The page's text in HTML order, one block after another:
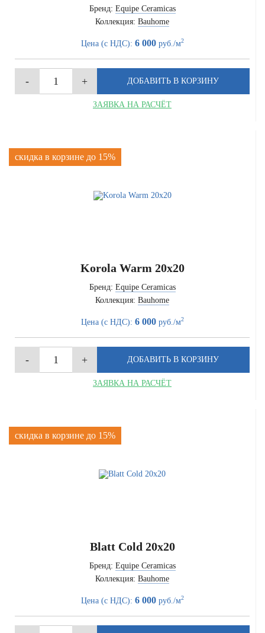
Бренд: Equipe Ceramicas
Коллекция: Bauhome
Цена (с НДС): 6 000руб./м2
ЗАЯВКА НА РАСЧЁТ
скидка в корзине до 15%
Korola Warm 20x20
Бренд: Equipe Ceramicas
Коллекция: Bauhome
Цена (с НДС): 6 000руб./м2
ЗАЯВКА НА РАСЧЁТ
скидка в корзине до 15%
Blatt Cold 20x20
Бренд: Equipe Ceramicas
Коллекция: Bauhome
Цена (с НДС): 6 000руб./м2